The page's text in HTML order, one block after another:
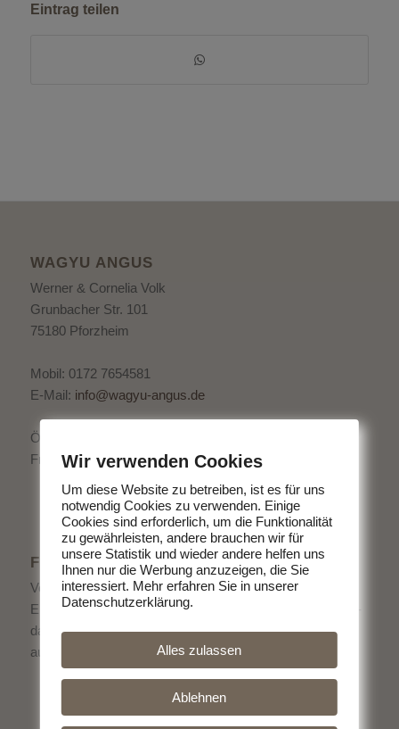
Eintrag teilen
WAGYU ANGUS
Werner & Cornelia Volk
Grunbacher Str. 101
75180 Pforzheim
Mobil: 0172 7654581
E-Mail: info@wagyu-angus.de
Öffnungszeiten:
Freitag 15:00 - 18:00 Uhr
FLYER ALS DOWNLOAD
Von uns bekommen Sie köstliches Fleisch direkt vom
Erzeuger. Ohne schlechtes Gewissen Fleisch zu essen -
das geht. Entscheiden Sie sich für hochwertige Produkte
aus der Region.
Wir verwenden Cookies
Um diese Website zu betreiben, ist es für uns
notwendig Cookies zu verwenden. Einige
Cookies sind erforderlich, um die Funktionalität
zu gewährleisten, andere brauchen wir für
unsere Statistik und wieder andere helfen uns
Ihnen nur die Werbung anzuzeigen, die Sie
interessiert. Mehr erfahren Sie in unserer
Datenschutzerklärung.
Alles zulassen
Ablehnen